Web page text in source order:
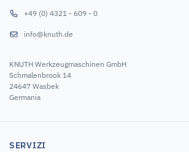
+49 (0) 4321 - 609 - 0
info@knuth.de
KNUTH Werkzeugmaschinen GmbH
Schmalenbrook 14
24647 Wasbek
Germania
SERVIZI